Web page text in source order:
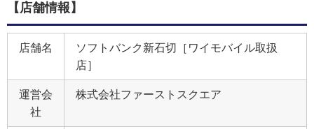
【店舗情報】
店舗名
ソフトバンク新石切［ワイモバイル取扱
店］
運営会
社
株式会社ファーストスクエア